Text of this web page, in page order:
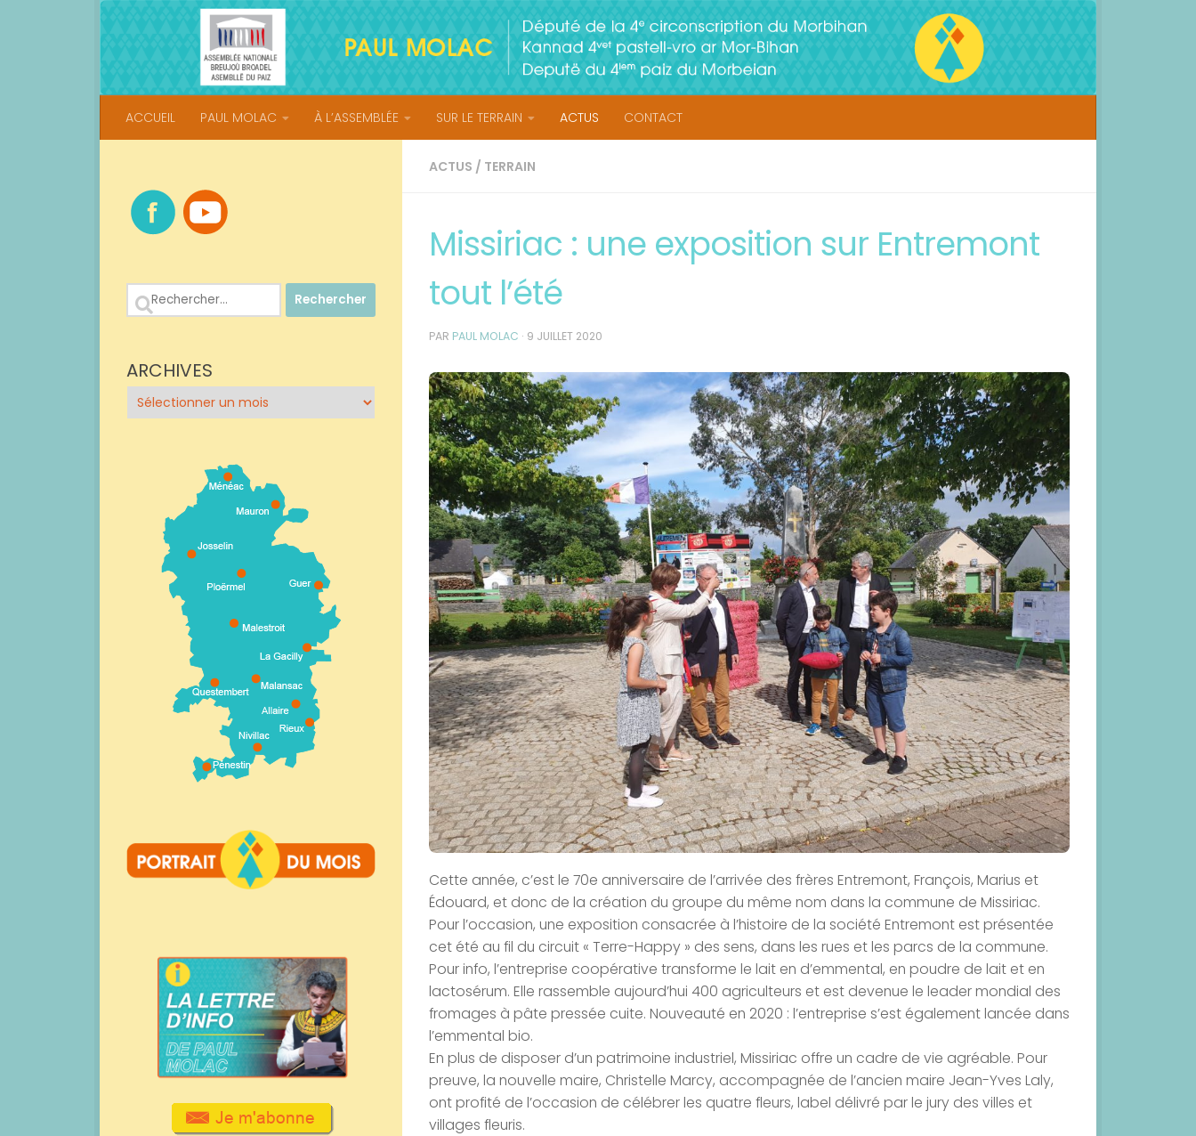
Skip to content
ACCUEIL PAUL MOLAC À L’ASSEMBLÉE SUR LE TERRAIN ACTUS CONTACT
ACTUS / TERRAIN
Missiriac : une exposition sur Entremont
tout l’été
PAR PAUL MOLAC · 9 JUILLET 2020
Cette année, c’est le 70e anniversaire de l’arrivée des frères Entremont, François, Marius et
Édouard, et donc de la création du groupe du même nom dans la commune de Missiriac.
Pour l’occasion, une exposition consacrée à l’histoire de la société Entremont est présentée
cet été au fil du circuit « Terre-Happy » des sens, dans les rues et les parcs de la commune.
Pour info, l’entreprise coopérative transforme le lait en d’emmental, en poudre de lait et en
lactosérum. Elle rassemble aujourd’hui 400 agriculteurs et est devenue le leader mondial des
fromages à pâte pressée cuite. Nouveauté en 2020 : l’entreprise s’est également lancée dans
l’emmental bio.
En plus de disposer d’un patrimoine industriel, Missiriac offre un cadre de vie agréable. Pour
preuve, la nouvelle maire, Christelle Marcy, accompagnée de l’ancien maire Jean-Yves Laly,
ont profité de l’occasion de célébrer les quatre fleurs, label délivré par le jury des villes et
villages fleuris.
Rechercher :
ARCHIVES
Archives